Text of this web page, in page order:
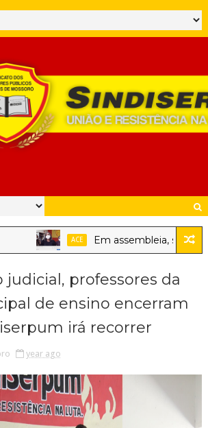
ACE Em assembleia,
judicial, professores da
de ensino encerram
irá recorrer
year ago